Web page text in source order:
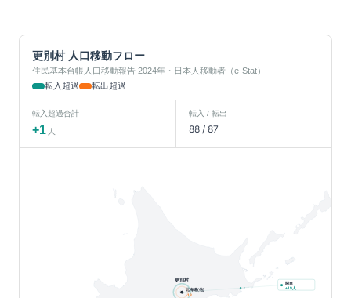
更別村人口移動フロー
住民基本台帳人口移動報告 2024年・日本人移動者（e-Stat）
転入超過
転出超過
転入超過合計
+1 人
転入 / 転出
88/ 87
北海道(他)
-18
更別村
関東
+19人